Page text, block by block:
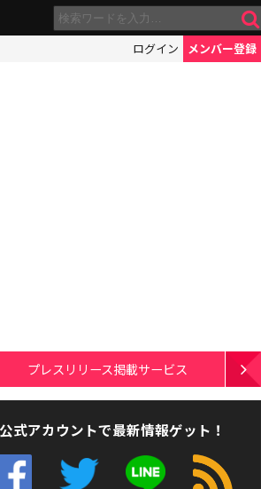
ログイン メンバー登録
プレスリリース掲載サービス
公式アカウントで最新情報ゲット！